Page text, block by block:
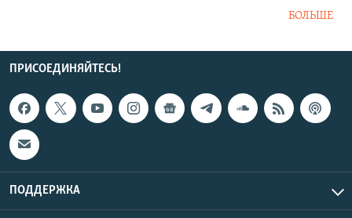
БОЛЬШЕ
ПРИСОЕДИНЯЙТЕСЬ!
ПОДДЕРЖКА